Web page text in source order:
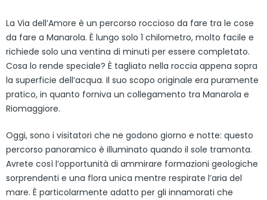
La Via dell’Amore è un percorso roccioso da fare tra le cose
da fare a Manarola. È lungo solo 1 chilometro, molto facile e
richiede solo una ventina di minuti per essere completato.
Cosa lo rende speciale? È tagliato nella roccia appena sopra
la superficie dell’acqua. Il suo scopo originale era puramente
pratico, in quanto forniva un collegamento tra Manarola e
Riomaggiore.
Oggi, sono i visitatori che ne godono giorno e notte: questo
percorso panoramico è illuminato quando il sole tramonta.
Avrete così l’opportunità di ammirare formazioni geologiche
sorprendenti e una flora unica mentre respirate l’aria del
mare. È particolarmente adatto per gli innamorati che